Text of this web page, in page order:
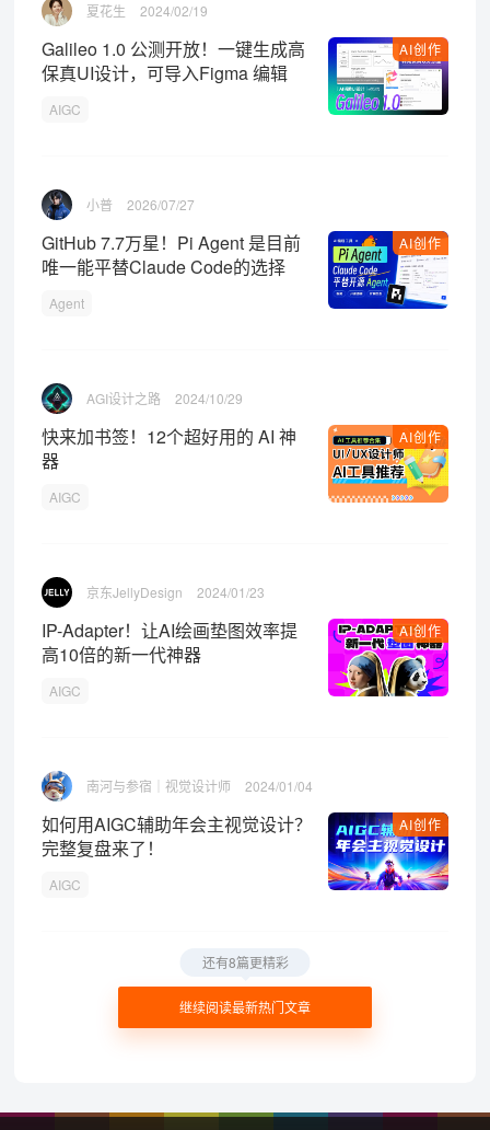
夏花生 2024/02/19
AI创作
Galileo 1.0 公测开放！一键生成高
保真UI设计，可导入Figma 编辑
AIGC
小普 2026/07/27
AI创作
GitHub 7.7万星！Pi Agent 是目前
唯一能平替Claude Code的选择
Agent
AGI设计之路 2024/10/29
AI创作
快来加书签！12个超好用的 AI 神
器
AIGC
京东JellyDesign 2024/01/23
AI创作
IP-Adapter！让AI绘画垫图效率提
高10倍的新一代神器
AIGC
南河与参宿｜视觉设计师 2024/01/04
AI创作
如何用AIGC辅助年会主视觉设计？
完整复盘来了！
AIGC
继续阅读最新热门文章
还有8篇更精彩